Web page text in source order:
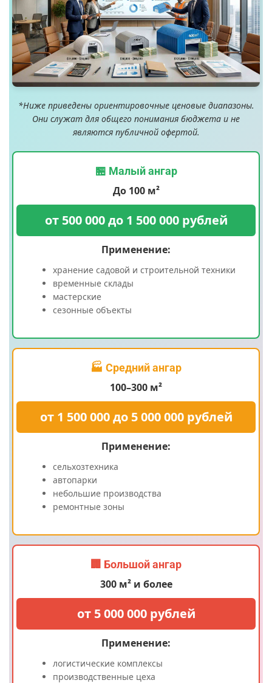
*Ниже приведены ориентировочные ценовые диапазоны.
Они служат для общего понимания бюджета и не
являются публичной офертой.
🏪 Малый ангар
До 100 м²
от 500 000 до 1 500 000 рублей
Применение:
хранение садовой и строительной техники
временные склады
мастерские
сезонные объекты
🏭 Средний ангар
100–300 м²
от 1 500 000 до 5 000 000 рублей
Применение:
сельхозтехника
автопарки
небольшие производства
ремонтные зоны
🏢 Большой ангар
300 м² и более
от 5 000 000 рублей
Применение:
логистические комплексы
производственные цеха